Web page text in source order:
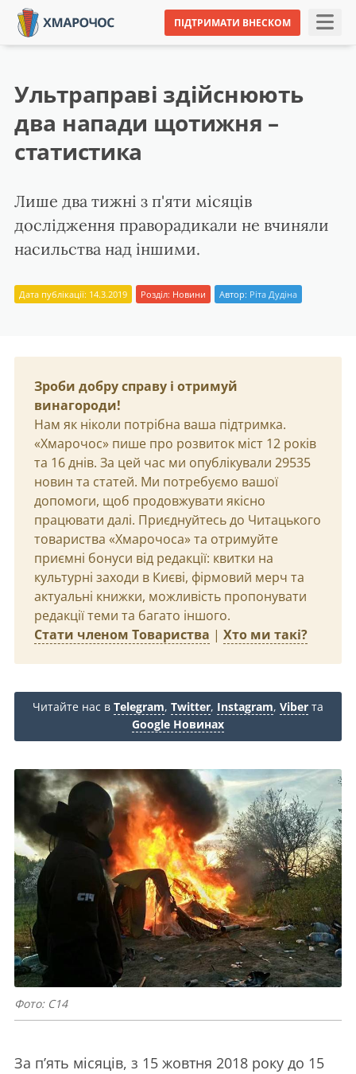
ПІДТРИМАТИ ВНЕСКОМ
Ультраправі здійснюють
два напади щотижня –
статистика
Лише два тижні з п'яти місяців
дослідження праворадикали не вчиняли
насильства над іншими.
Дата публікації: 14.3.2019 Розділ: Новини Автор: Ріта Дудіна
Зроби добру справу і отримуй
винагороди!
Нам як ніколи потрібна ваша підтримка.
«Хмарочос» пише про розвиток міст 12 років
та 16 днів. За цей час ми опублікували 29535
новин та статей. Ми потребуємо вашої
допомоги, щоб продовжувати якісно
працювати далі. Приєднуйтесь до Читацького
товариства «Хмарочоса» та отримуйте
приємні бонуси від редакції: квитки на
культурні заходи в Києві, фірмовий мерч та
актуальні книжки, можливість пропонувати
редакції теми та багато іншого.
Стати членом Товариства | Хто ми такі?
Читайте нас в Telegram, Twitter, Instagram, Viber та
Google Новинах
Фото: C14
За п’ять місяців, з 15 жовтня 2018 року до 15